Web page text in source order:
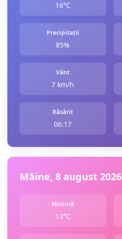
16°C
Precipitații
85%
Vânt
7 km/h
Răsărit
06:17
Mâine, 8 august 2026
Minimă
13°C